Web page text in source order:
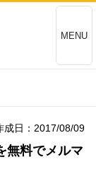
MENU
成日：2017/08/09
無料でメルマ